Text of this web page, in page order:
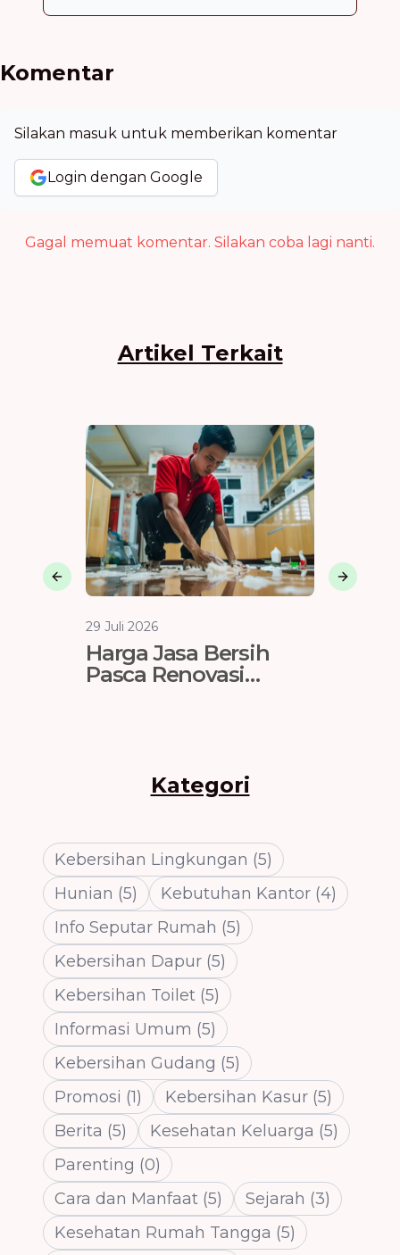
Komentar
Silakan masuk untuk memberikan komentar
Login dengan Google
Gagal memuat komentar. Silakan coba lagi nanti.
Artikel Terkait
29 Juli 2026
Harga Jasa Bersih
Pasca Renovasi
Previous slide Next
Kategori
Kebersihan Lingkungan (5)
Hunian (5) Kebutuhan Kantor (4)
Info Seputar Rumah (5)
Kebersihan Dapur (5)
Kebersihan Toilet (5)
Informasi Umum (5)
Kebersihan Gudang (5)
Promosi (1) Kebersihan Kasur (5)
Berita (5) Kesehatan Keluarga (5)
Parenting (0)
Cara dan Manfaat (5) Sejarah (3)
Kesehatan Rumah Tangga (5)